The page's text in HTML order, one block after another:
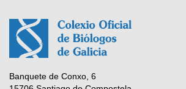
Banquete de Conxo, 6